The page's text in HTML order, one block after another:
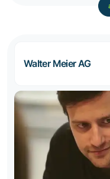
Walter Meier AG